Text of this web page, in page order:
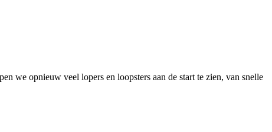
we opnieuw veel lopers en loopsters aan de start te zien, van snelle